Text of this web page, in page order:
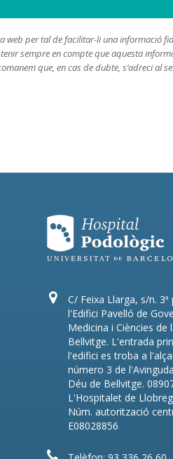
web per tal de facilitar-li una informació
sempre en compte que aquesta
que, en cas de dubte, s’adreci al
C/ Feixa Llarga, s/n. 3ª
l'Edifici Pavelló de
Medicina i Ciències de
Bellvitge. L'entrada
l'edifici es troba a
número 3 de
Déu de Bellvitge.
L'Hospitalet de
Núm. autorització
E08028856